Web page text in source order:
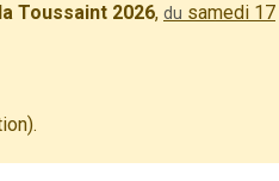
Toussaint 2026, du samedi 17